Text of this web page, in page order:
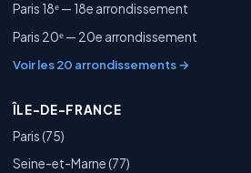
Paris 18ᵉ — 18e arrondissement
Paris 20ᵉ — 20e arrondissement
Voir les 20 arrondissements →
ÎLE-DE-FRANCE
Paris (75)
Seine-et-Marne (77)